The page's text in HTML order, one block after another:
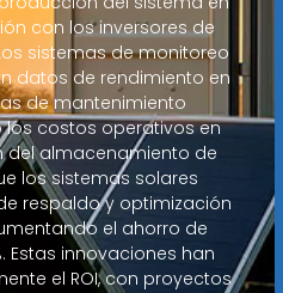
con los inversores de
sistemas de monitoreo
datos de rendimiento en
de mantenimiento
los costos operativos en
del almacenamiento de
los sistemas solares
respaldo y optimización
el ahorro de
Estas innovaciones han
el ROI, con proyectos